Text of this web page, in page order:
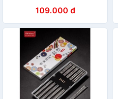
109.000 đ